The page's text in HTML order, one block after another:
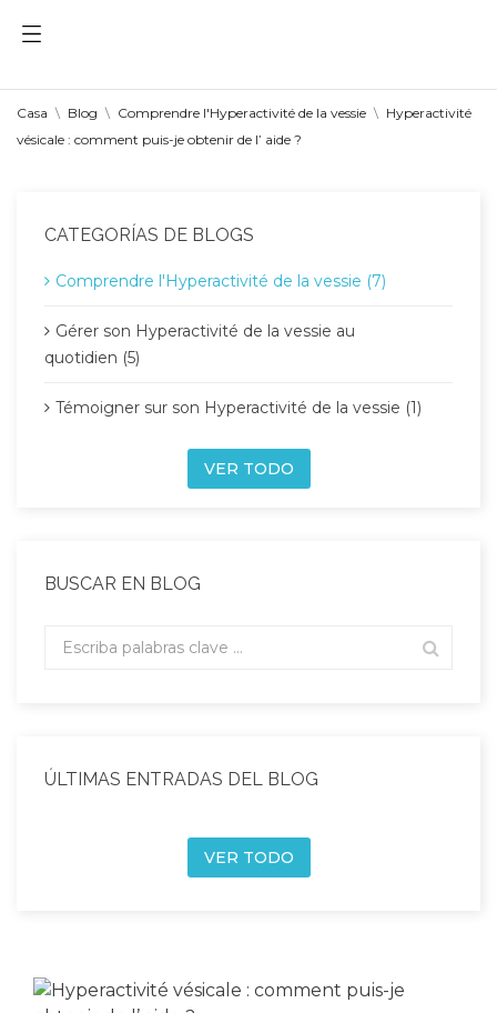
Casa Blog Comprendre l'Hyperactivité de la vessie
Hyperactivité
vésicale : comment puis-je obtenir de l’ aide ?
CATEGORÍAS DE BLOGS
Comprendre l'Hyperactivité de la vessie (7)
Gérer son Hyperactivité de la vessie au
quotidien (5)
Témoigner sur son Hyperactivité de la vessie (1)
VER TODO
BUSCAR EN BLOG
ÚLTIMAS ENTRADAS DEL BLOG
VER TODO